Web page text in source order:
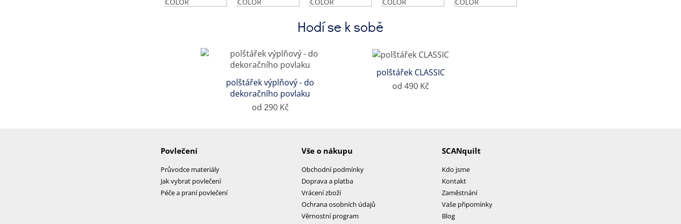
Hodí se k sobě
polštářek výplňový - do
dekoračního povlaku
od 290 Kč
polštářek CLASSIC
od 490 Kč
Povlečení
Průvodce materiály
Jak vybrat povlečení
Péče a praní povlečení
Vše o nákupu
Obchodní podmínky
Doprava a platba
Vrácení zboží
Ochrana osobních údajů
Věrnostní program
SCANquilt
Kdo jsme
Kontakt
Zaměstnání
Vaše připomínky
Blog